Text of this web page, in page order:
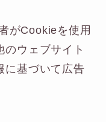
がCookieを使用
のウェブサイト
に基づいて広告